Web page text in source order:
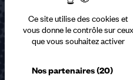
Ce site utilise des cookies et
vous donne le contrôle sur ceux
que vous souhaitez activer
Nos partenaires(20)
Recevez
notre